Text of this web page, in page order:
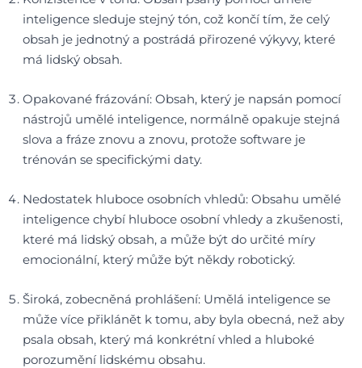
inteligence sleduje stejný tón, což končí tím, že celý
obsah je jednotný a postrádá přirozené výkyvy, které
má lidský obsah.
Opakované frázování: Obsah, který je napsán pomocí
nástrojů umělé inteligence, normálně opakuje stejná
slova a fráze znovu a znovu, protože software je
trénován se specifickými daty.
Nedostatek hluboce osobních vhledů: Obsahu umělé
inteligence chybí hluboce osobní vhledy a zkušenosti,
které má lidský obsah, a může být do určité míry
emocionální, který může být někdy robotický.
Široká, zobecněná prohlášení: Umělá inteligence se
může více přiklánět k tomu, aby byla obecná, než aby
psala obsah, který má konkrétní vhled a hluboké
porozumění lidskému obsahu.